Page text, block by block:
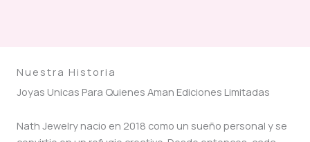
Nuestra Historia
Joyas Unicas Para Quienes Aman Ediciones Limitadas
Nath Jewelry nacio en 2018 como un sueño personal y se